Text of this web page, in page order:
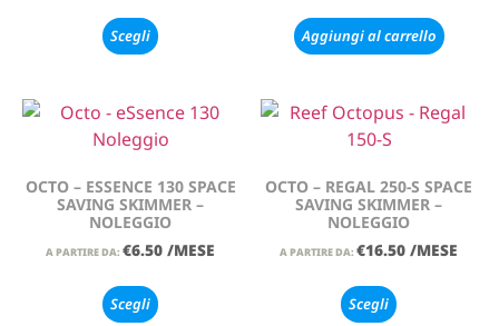
Scegli Aggiungi al carrello
OCTO – ESSENCE 130 SPACE
SAVING SKIMMER –
NOLEGGIO
A PARTIRE DA: €6.50 /MESE
Scegli
OCTO – REGAL 250-S SPACE
SAVING SKIMMER –
NOLEGGIO
A PARTIRE DA: €16.50 /MESE
Scegli